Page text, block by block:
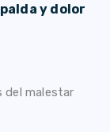
y dolor
del malestar